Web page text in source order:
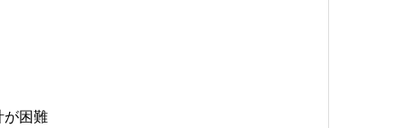
が困難